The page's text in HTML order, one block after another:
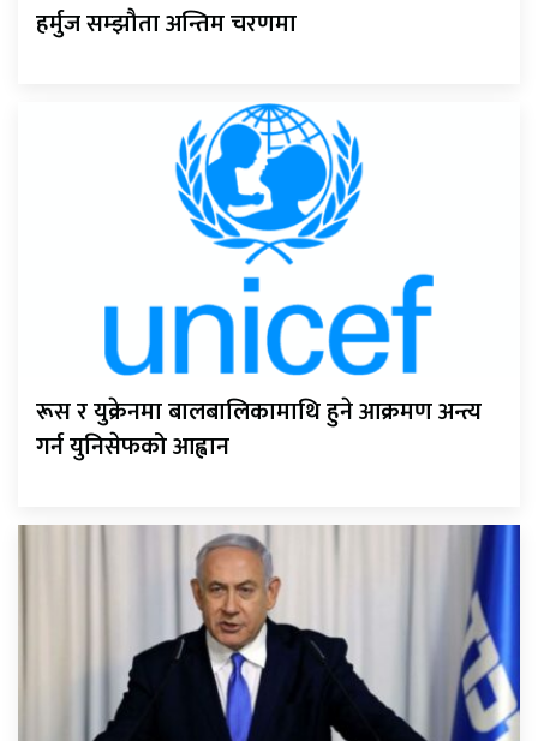
हर्मुज सम्झौता अन्तिम चरणमा
रूस र युक्रेनमा बालबालिकामाथि हुने आक्रमण अन्त्य
गर्न युनिसेफको आह्वान